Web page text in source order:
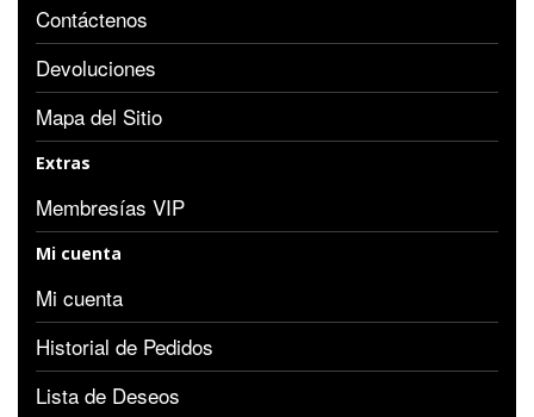
Contáctenos
Devoluciones
Mapa del Sitio
Extras
Membresías VIP
Mi cuenta
Mi cuenta
Historial de Pedidos
Lista de Deseos